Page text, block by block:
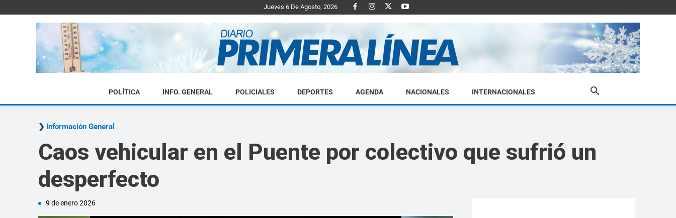
Jueves 6 De Agosto, 2026
Diario
POLÍTICA INFO. GENERAL POLICIALES DEPORTES AGENDA NACIONALES INTERNACIONALES
Información General
Caos vehicular en el Puente por colectivo que sufrió un
desperfecto
9 de enero 2026